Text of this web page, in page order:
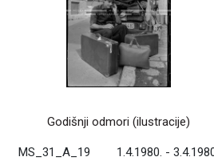
Godišnji odmori (ilustracije)
MS_31_A_19 1.4.1980. -